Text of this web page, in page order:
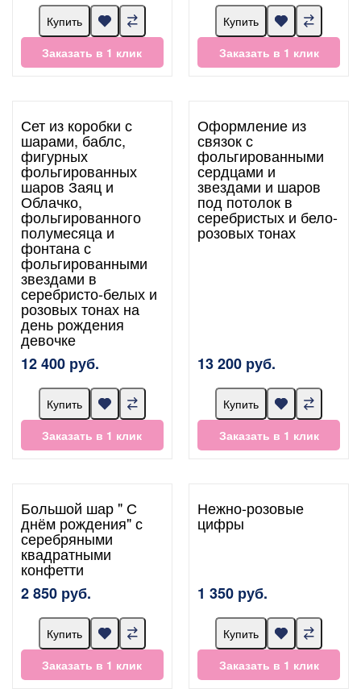
Купить
Заказать в 1 клик
Купить
Заказать в 1 клик
Сет из коробки с
шарами, баблс,
фигурных
фольгированных
шаров Заяц и
Облачко,
фольгированного
полумесяца и
фонтана с
фольгированными
звездами в
серебристо-белых и
розовых тонах на
день рождения
девочке
12 400 руб.
Купить
Заказать в 1 клик
Оформление из
связок с
фольгированными
сердцами и
звездами и шаров
под потолок в
серебристых и бело-
розовых тонах
13 200 руб.
Купить
Заказать в 1 клик
Большой шар " С
днём рождения" с
серебряными
квадратными
конфетти
2 850 руб.
Купить
Заказать в 1 клик
Нежно-розовые
цифры
1 350 руб.
Купить
Заказать в 1 клик